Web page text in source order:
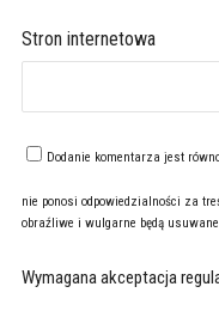
Stron internetowa
Dodanie komentarza jest
nie ponosi odpowiedzialności za
obraźliwe i wulgarne będą
Wymagana akceptacja